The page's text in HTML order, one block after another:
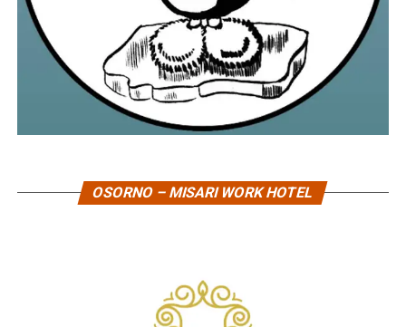
OSORNO – MISARI WORK HOTEL